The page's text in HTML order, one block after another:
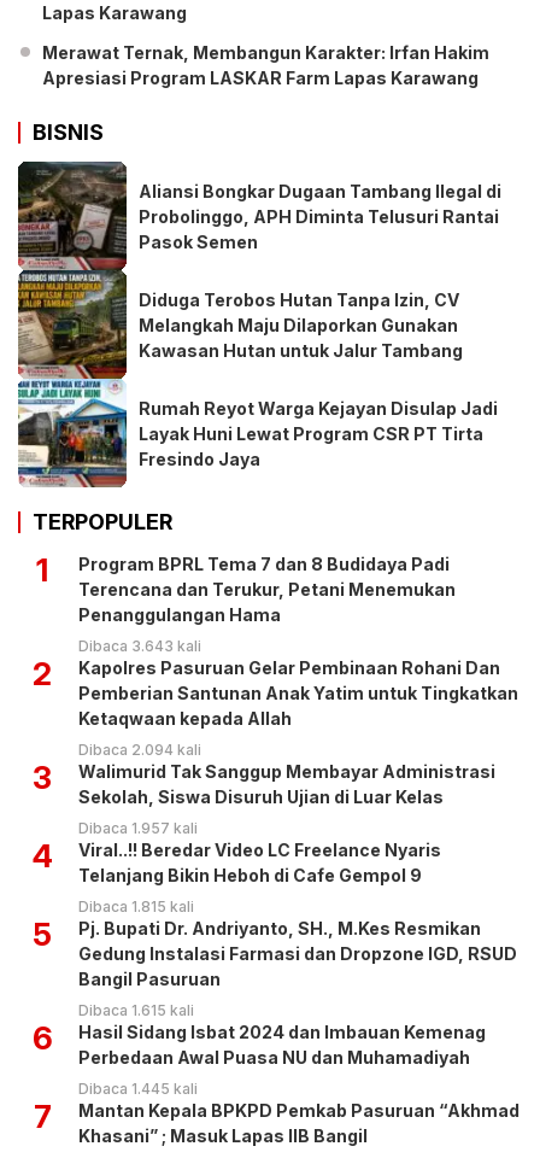
Lapas Karawang
Merawat Ternak, Membangun Karakter: Irfan Hakim
Apresiasi Program LASKAR Farm Lapas Karawang
BISNIS
Aliansi Bongkar Dugaan Tambang Ilegal di
Probolinggo, APH Diminta Telusuri Rantai
Pasok Semen
Diduga Terobos Hutan Tanpa Izin, CV
Melangkah Maju Dilaporkan Gunakan
Kawasan Hutan untuk Jalur Tambang
Rumah Reyot Warga Kejayan Disulap Jadi
Layak Huni Lewat Program CSR PT Tirta
Fresindo Jaya
TERPOPULER
1
Program BPRL Tema 7 dan 8 Budidaya Padi
Terencana dan Terukur, Petani Menemukan
Penanggulangan Hama
Dibaca 3.643 kali
2
Kapolres Pasuruan Gelar Pembinaan Rohani Dan
Pemberian Santunan Anak Yatim untuk Tingkatkan
Ketaqwaan kepada Allah
Dibaca 2.094 kali
3
Walimurid Tak Sanggup Membayar Administrasi
Sekolah, Siswa Disuruh Ujian di Luar Kelas
Dibaca 1.957 kali
4
Viral..!! Beredar Video LC Freelance Nyaris
Telanjang Bikin Heboh di Cafe Gempol 9
Dibaca 1.815 kali
5
Pj. Bupati Dr. Andriyanto, SH., M.Kes Resmikan
Gedung Instalasi Farmasi dan Dropzone IGD, RSUD
Bangil Pasuruan
Dibaca 1.615 kali
6
Hasil Sidang Isbat 2024 dan Imbauan Kemenag
Perbedaan Awal Puasa NU dan Muhamadiyah
Dibaca 1.445 kali
7
Mantan Kepala BPKPD Pemkab Pasuruan “Akhmad
Khasani” ; Masuk Lapas IIB Bangil